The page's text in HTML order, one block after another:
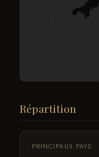
Répartition
PRINCIPAUX PAYS